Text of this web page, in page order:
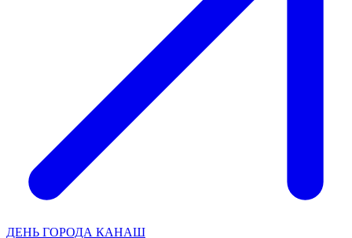
ДЕНЬ ГОРОДА КАНАШ